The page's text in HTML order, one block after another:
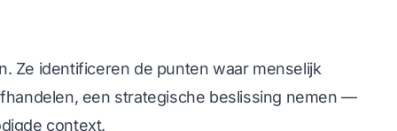
Ze identificeren de punten waar menselijk
een strategische beslissing nemen —
context.